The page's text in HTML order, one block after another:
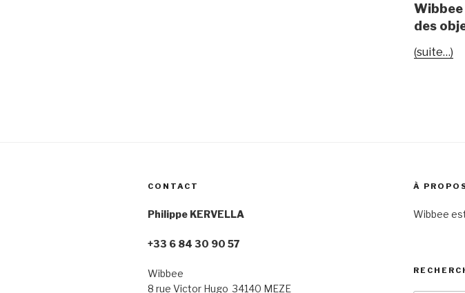
des
(suite…)
CONTACT
Philippe KERVELLA
+33 6 84 30 90 57
Wibbee
8 rue Victor Hugo 34140 MEZE
À
Wibbee